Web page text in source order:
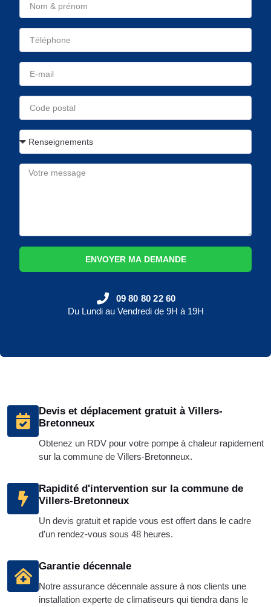
Devis et déplacement gratuit à Villers-
Bretonneux
Obtenez un RDV pour votre pompe à chaleur rapidement
sur la commune de Villers-Bretonneux.
Rapidité d'intervention sur la commune de
Villers-Bretonneux
Un devis gratuit et rapide vous est offert dans le cadre
d’un rendez-vous sous 48 heures.
Garantie décennale
Notre assurance décennale assure à nos clients une
installation experte de climatiseurs qui tiendra dans le
ENVOYER MA DEMANDE
09 80 80 22 60
Du Lundi au Vendredi de 9H à 19H